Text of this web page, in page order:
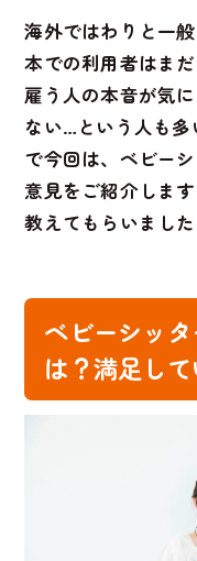
海外ではわりと一
本での利用者はま
雇う人の本音が気
ない…という人も多
で今回は、ベビー
意見をご紹介しま
教えてもらいました
ベビーシッ
は？満足し